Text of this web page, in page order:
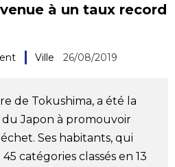
à un taux record
Ville 26/08/2019
de Tokushima, a été la
Japon à promouvoir
Ses habitants, qui
catégories classés en 13